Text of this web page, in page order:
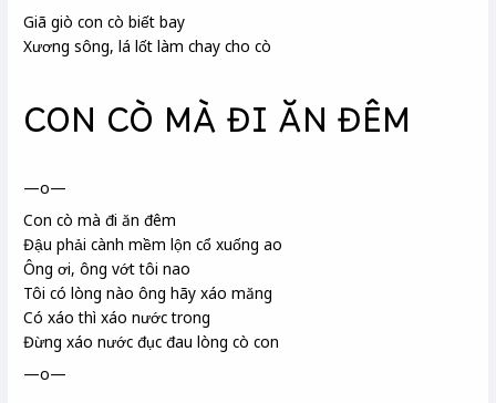
Giã giò con cò biết bay
Xương sông, lá lốt làm chay cho cò
CON CÒ MÀ ĐI ĂN ĐÊM
—o—
Con cò mà đi ăn đêm
Đậu phải cành mềm lộn cổ xuống ao
Ông ơi, ông vớt tôi nao
Tôi có lòng nào ông hãy xáo măng
Có xáo thì xáo nước trong
Đừng xáo nước đục đau lòng cò con
—o—